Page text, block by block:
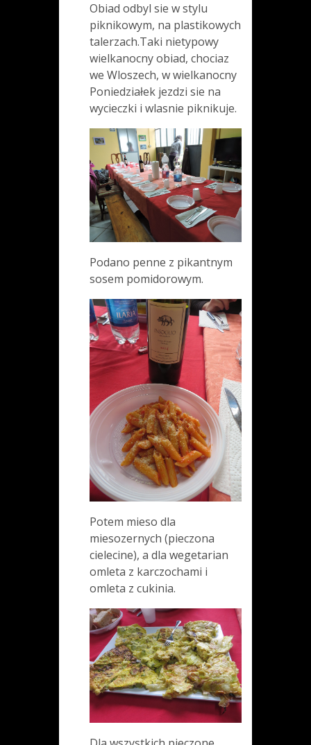
Obiad odbyl sie w stylu
piknikowym, na plastikowych
talerzach.Taki nietypowy
wielkanocny obiad, chociaz
we Wloszech, w wielkanocny
Poniedziałek jezdzi sie na
wycieczki i wlasnie piknikuje.
Podano penne z pikantnym
sosem pomidorowym.
Potem mieso dla
miesozernych (pieczona
cielecine), a dla wegetarian
omleta z karczochami i
omleta z cukinia.